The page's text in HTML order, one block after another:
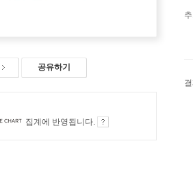
공유하기
집계에 반영됩니다.